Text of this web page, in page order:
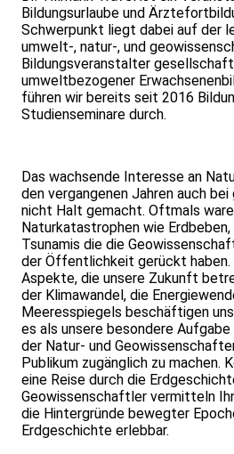
Bildungsurlaube und
Schwerpunkt liegt dabei auf der
umwelt-, natur-, und
Bildungsveranstalter
umweltbezogener
führen wir bereits seit 2016
Studienseminare durch.
Das wachsende Interesse an
den vergangenen Jahren auch
nicht Halt gemacht. Oftmals
Naturkatastrophen wie
Tsunamis die die
der Öffentlichkeit gerückt haben.
Aspekte, die unsere Zukunft
der Klimawandel, die
Meeresspiegels beschäftigen
es als unsere besondere
der Natur- und
Publikum zugänglich zu machen.
eine Reise durch die
Geowissenschaftler vermitteln
die Hintergründe bewegter
Erdgeschichte erlebbar.